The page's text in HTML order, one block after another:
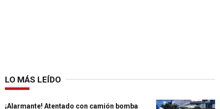
LO MÁS LEÍDO
¡Alarmante! Atentado con camión bomba